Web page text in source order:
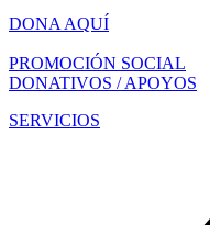
DONA AQUÍ
PROMOCIÓN SOCIAL
DONATIVOS / APOYOS
SERVICIOS